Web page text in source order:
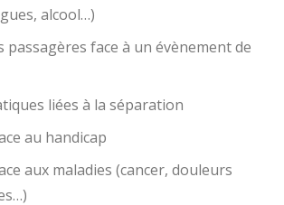
alcool…)
passagères face à un évènement de
liées à la séparation
au handicap
aux maladies (cancer, douleurs